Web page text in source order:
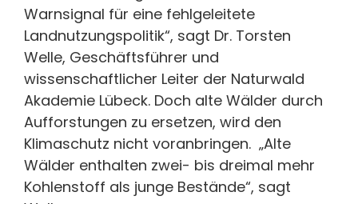
Warnsignal für eine fehlgeleitete
Landnutzungspolitik“, sagt Dr. Torsten
Welle, Geschäftsführer und
wissenschaftlicher Leiter der Naturwald
Akademie Lübeck. Doch alte Wälder durch
Aufforstungen zu ersetzen, wird den
Klimaschutz nicht voranbringen. „Alte
Wälder enthalten zwei- bis dreimal mehr
Kohlenstoff als junge Bestände“, sagt